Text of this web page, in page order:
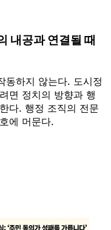
내공과 연결될 때
동하지 않는다. 도시정
면 정치의 방향과 행
다. 행정 조직의 전문
에 머문다.